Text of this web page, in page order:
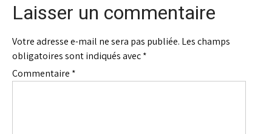
Laisser un commentaire
Votre adresse e-mail ne sera pas publiée. Les champs
obligatoires sont indiqués avec*
Commentaire *